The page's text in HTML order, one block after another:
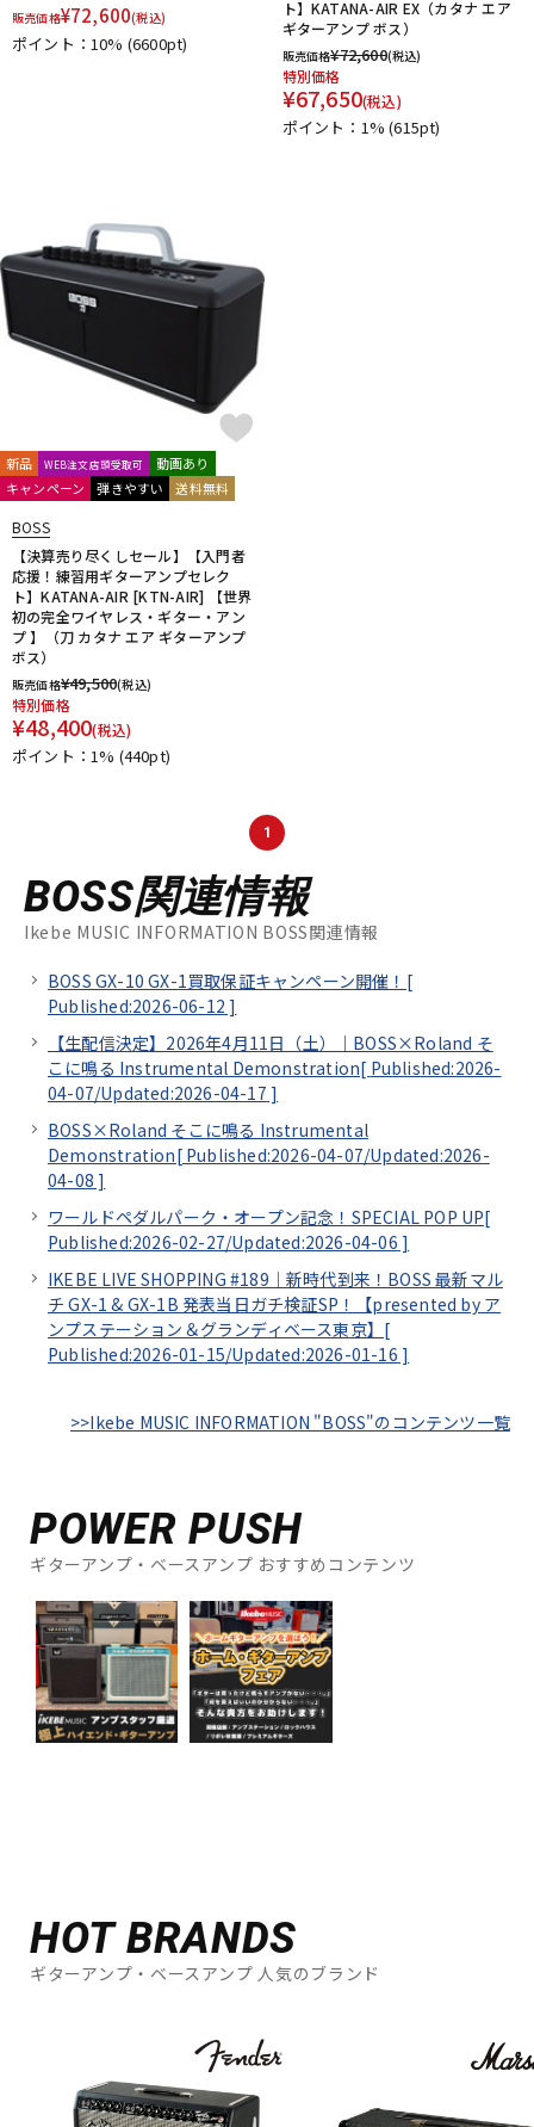
販売価格¥72,600(税込)
ポイント：10% (6600pt)
ト】KATANA-AIR EX（カタナ エア
ギターアンプ ボス）
販売価格¥72,600(税込)
特別価格
¥67,650(税込)
ポイント：1%(615pt)
新品 WEB注文店頭受取可
動画あり
キャンペーン
弾きやすい 送料無料
BOSS
【決算売り尽くしセール】【入門者
応援！練習用ギターアンプセレク
ト】KATANA-AIR [KTN-AIR] 【世界
初の完全ワイヤレス・ギター・アン
プ 】（刀 カタナ エア ギターアンプ
ボス）
販売価格¥49,500(税込)
特別価格
¥48,400(税込)
ポイント：1% (440pt)
1
BOSS関連情報
Ikebe MUSIC INFORMATION BOSS関連情報
BOSS GX-10 GX-1買取保証キャンペーン開催！[
Published:2026-06-12 ]
【生配信決定】2026年4月11日（土）｜BOSS×Roland そ
こに鳴る Instrumental Demonstration[ Published:2026-
04-07/Updated:2026-04-17 ]
BOSS×Roland そこに鳴る Instrumental
Demonstration[ Published:2026-04-07/Updated:2026-
04-08 ]
ワールドペダルパーク・オープン記念！SPECIAL POP UP[
Published:2026-02-27/Updated:2026-04-06 ]
IKEBE LIVE SHOPPING #189｜新時代到来！BOSS 最新マル
チ GX-1 & GX-1B 発表当日ガチ検証SP！【presented by ア
ンプステーション＆グランディベース東京】[
Published:2026-01-15/Updated:2026-01-16 ]
>>Ikebe MUSIC INFORMATION "BOSS"のコンテンツ一覧
POWER PUSH
ギターアンプ・ベースアンプ おすすめコンテンツ
HOT BRANDS
ギターアンプ・ベースアンプ 人気のブランド